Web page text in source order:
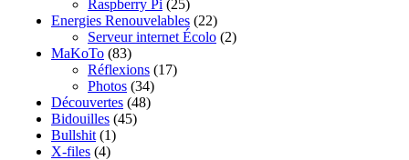
Raspberry Pi (25)
Energies Renouvelables (22)
Serveur internet Écolo (2)
MaKoTo (83)
Réflexions (17)
Photos (34)
Découvertes (48)
Bidouilles (45)
Bullshit (1)
X-files (4)